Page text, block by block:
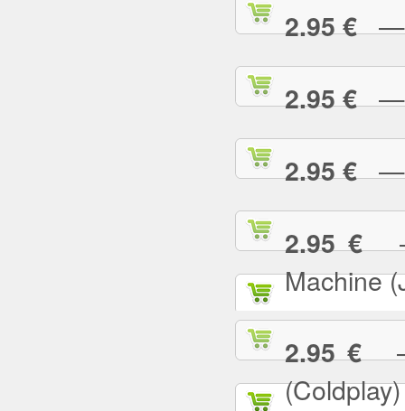
2.95 €—
2.95 €—
2.95 €—
2.95 €—
Machine
2.95 €—
(Coldplay)